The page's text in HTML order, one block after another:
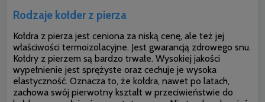
Rodzaje kołder z pierza
Kołdra z pierza jest ceniona za niską cenę, ale też jej
właściwości termoizolacyjne. Jest gwarancją zdrowego snu.
Kołdry z pierzem są bardzo trwałe. Wysokiej jakości
wypełnienie jest sprężyste oraz cechuje je wysoka
elastyczność. Oznacza to, że kołdra, nawet po latach,
zachowa swój pierwotny kształt w przeciwieństwie do